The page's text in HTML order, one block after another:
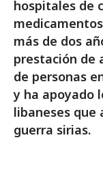
hospitales de
más de dos
prestación de
de personas
y ha apoyado
libaneses que
guerra sirias.